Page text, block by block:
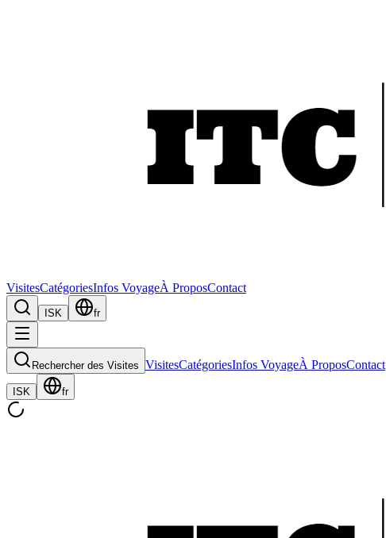
VisitesCatégoriesInfos VoyageÀ ProposContact
ISK fr
Rechercher des Visites VisitesCatégoriesInfos VoyageÀ ProposContact
ISK fr